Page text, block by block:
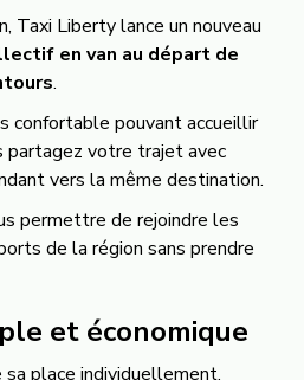
Taxi Liberty lance un nouveau
en van au départ de
.
confortable pouvant accueillir
partagez votre trajet avec
vers la même destination.
permettre de rejoindre les
de la région sans prendre
et économique
sa place individuellement.